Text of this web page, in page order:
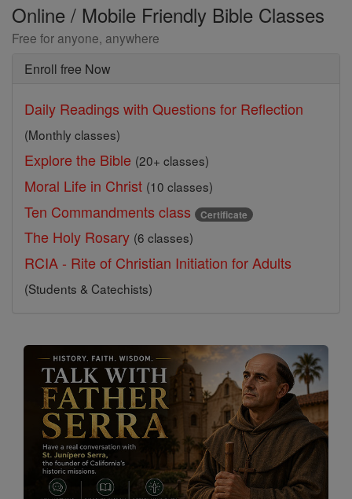
Online / Mobile Friendly Bible Classes
Free for anyone, anywhere
Enroll free Now
Daily Readings with Questions for Reflection
(Monthly classes)
Explore the Bible (20+ classes)
Moral Life in Christ (10 classes)
Ten Commandments class Certificate
The Holy Rosary (6 classes)
RCIA - Rite of Christian Initiation for Adults
(Students & Catechists)